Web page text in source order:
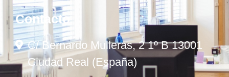
Contacto
C/ Bernardo Mulleras, 2 1º B 13001
Ciudad Real (España)